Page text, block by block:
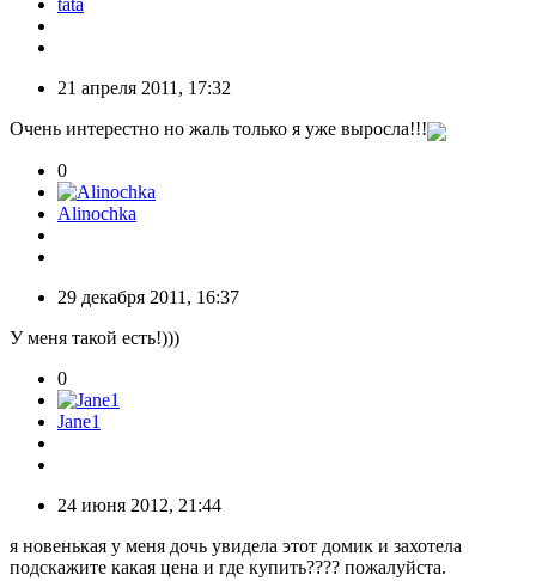
tata
21 апреля 2011, 17:32
Очень интерестно но жаль только я уже выросла!!!
0
Alinochka
29 декабря 2011, 16:37
У меня такой есть!)))
0
Jane1
24 июня 2012, 21:44
я новенькая у меня дочь увидела этот домик и захотела
подскажите какая цена и где купить???? пожалуйста.